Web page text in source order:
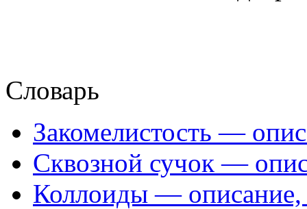
Словарь
Закомелистость —
Сквозной сучок —
Коллоиды — описание,